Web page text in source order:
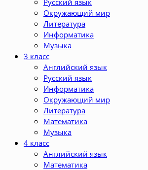
Русский язык
Окружающий мир
Литература
Информатика
Музыка
3 класс
Английский язык
Русский язык
Информатика
Окружающий мир
Литература
Математика
Музыка
4 класс
Английский язык
Математика